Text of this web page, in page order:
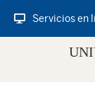
Servicios en